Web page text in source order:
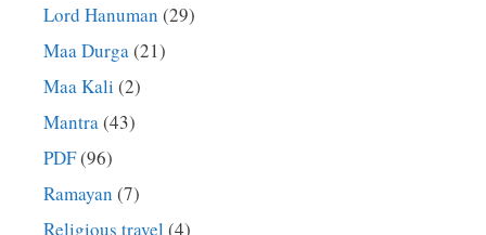
Lord Hanuman (29)
Maa Durga(21)
Maa Kali (2)
Mantra(43)
PDF(96)
Ramayan (7)
Religious travel (4)